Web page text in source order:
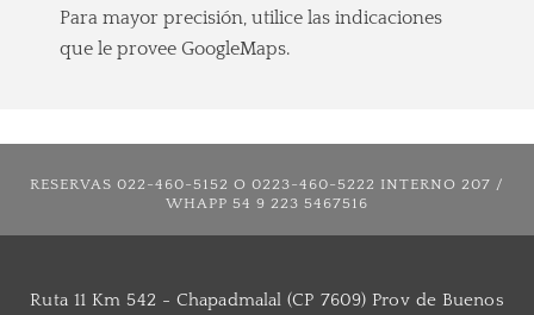
Para mayor precisión, utilice las indicaciones
que le provee GoogleMaps.
RESERVAS 022-460-5152 O 0223-460-5222 INTERNO 207 /
WHAPP 54 9 223 5467516
Ruta 11 Km 542 - Chapadmalal (CP 7609) Prov de Buenos